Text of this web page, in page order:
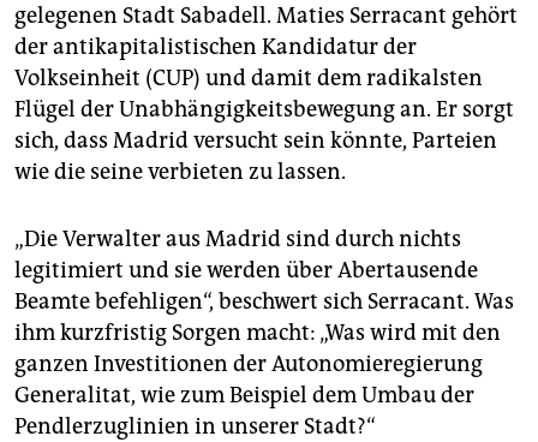
gelegenen Stadt Sabadell. Maties Serracant gehört
der antikapitalistischen Kandidatur der
Volkseinheit (CUP) und damit dem radikalsten
Flügel der Unabhängigkeitsbewegung an. Er sorgt
sich, dass Madrid versucht sein könnte, Parteien
wie die seine verbieten zu lassen.
„Die Verwalter aus Madrid sind durch nichts
legitimiert und sie werden über Abertausende
Beamte befehligen“, beschwert sich Serracant. Was
ihm kurzfristig Sorgen macht: „Was wird mit den
ganzen Investitionen der Autonomieregierung
Generalitat, wie zum Beispiel dem Umbau der
Pendlerzug­linien in unserer Stadt?“